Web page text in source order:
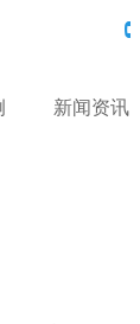
新闻资讯